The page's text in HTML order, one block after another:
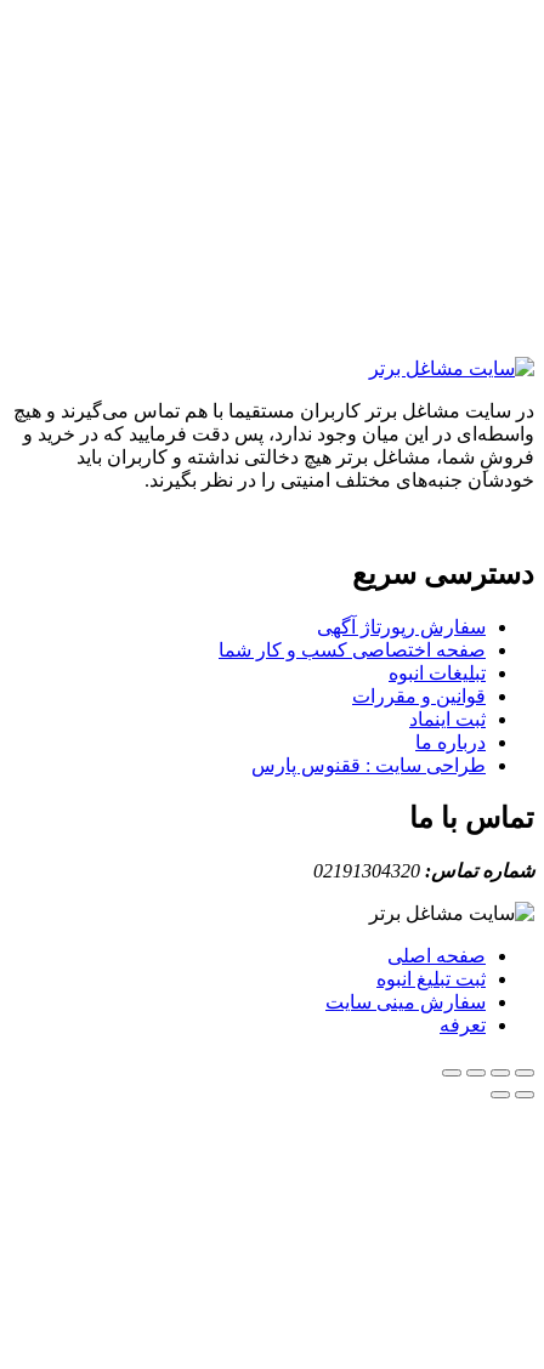
مشاغل برتر کاربران مستقیما با هم تماس می‌گیرند و هیچ
در این میان وجود ندارد، پس دقت فرمایید که در خرید و
شما، مشاغل برتر هیچ دخالتی نداشته و کاربران باید
جنبه‌های مختلف امنیتی را در نظر بگیرند.
سریع
سفارش رپورتاژ آگهی
صفحه اختصاصی کسب و کار شما
تبلیغات انبوه
قوانین و مقررات
ثبت اینماد
درباره ما
طراحی سایت : ققنوس پارس
با ما
تماس:02191304320
صفحه اصلی
ثبت تبلیغ انبوه
سفارش مینی سایت
تعرفه